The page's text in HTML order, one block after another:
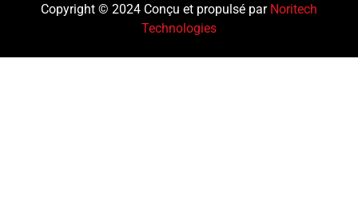
Copyright © 2024 Conçu et propulsé par Noritech
Technologies